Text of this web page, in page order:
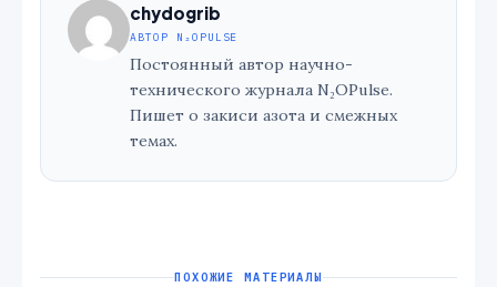
chydogrib
АВТОР N₂OPULSE
Постоянный автор научно-
технического журнала N₂OPulse.
Пишет о закиси азота и смежных
темах.
ПОХОЖИЕ МАТЕРИАЛЫ